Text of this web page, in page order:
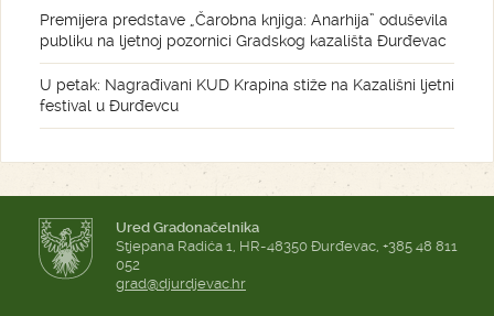
Premijera predstave „Čarobna knjiga: Anarhija” oduševila
publiku na ljetnoj pozornici Gradskog kazališta Đurđevac
U petak: Nagrađivani KUD Krapina stiže na Kazališni ljetni
festival u Đurđevcu
Ured Gradonačelnika
Stjepana Radića 1, HR-48350 Đurđevac, +385 48 811
052
grad@djurdjevac.hr